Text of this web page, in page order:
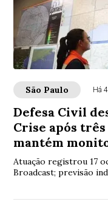
São Paulo Há
Defesa Civil
Crise após três
mantém
Atuação registrou 17
Broadcast; previsão